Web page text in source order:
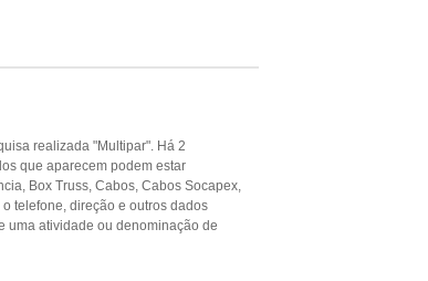
realizada "Multipar". Há 2
que aparecem podem estar
Box Truss, Cabos, Cabos Socapex,
telefone, direção e outros dados
uma atividade ou denominação de